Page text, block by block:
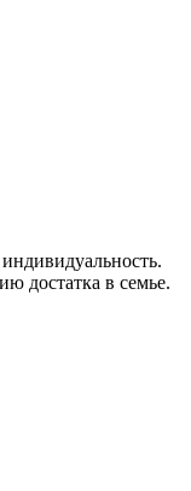
достатка в семье.